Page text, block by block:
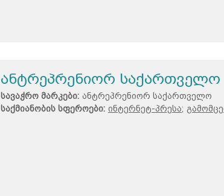
ანტრეპრენიორ საქართველო
სავაჭრო მარკები: ანტრეპრენიორ საქართველო
საქმიანობის სფეროები: ინტერნეტ-პრესა;